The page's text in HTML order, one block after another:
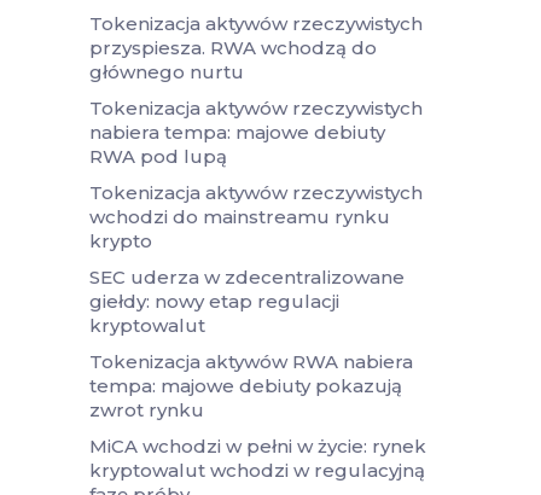
Tokenizacja aktywów rzeczywistych
przyspiesza. RWA wchodzą do
głównego nurtu
Tokenizacja aktywów rzeczywistych
nabiera tempa: majowe debiuty
RWA pod lupą
Tokenizacja aktywów rzeczywistych
wchodzi do mainstreamu rynku
krypto
SEC uderza w zdecentralizowane
giełdy: nowy etap regulacji
kryptowalut
Tokenizacja aktywów RWA nabiera
tempa: majowe debiuty pokazują
zwrot rynku
MiCA wchodzi w pełni w życie: rynek
kryptowalut wchodzi w regulacyjną